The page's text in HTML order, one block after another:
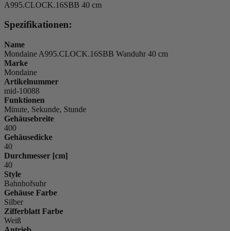
A995.CLOCK.16SBB 40 cm
Spezifikationen:
Name
Mondaine A995.CLOCK.16SBB Wanduhr 40 cm
Marke
Mondaine
Artikelnummer
mid-10088
Funktionen
Minute, Sekunde, Stunde
Gehäusebreite
400
Gehäusedicke
40
Durchmesser [cm]
40
Style
Bahnhofsuhr
Gehäuse Farbe
Silber
Zifferblatt Farbe
Weiß